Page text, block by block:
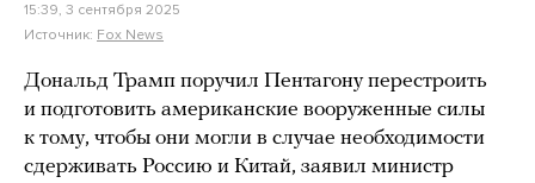
15:39, 3 сентября 2025
Источник: Fox News
Дональд Трамп поручил Пентагону перестроить
и подготовить американские вооруженные силы
к тому, чтобы они могли в случае необходимости
сдерживать Россию и Китай, заявил министр